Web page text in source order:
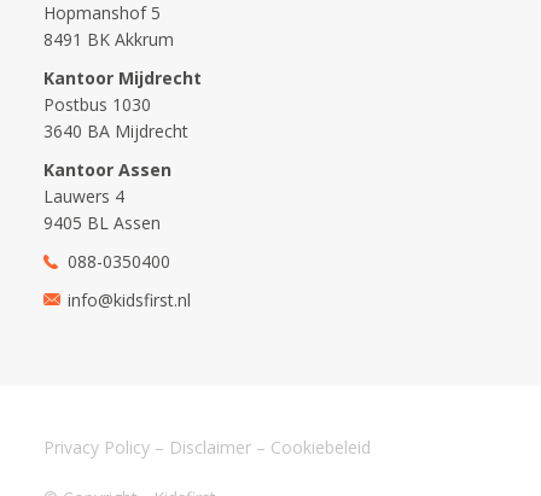
Hopmanshof 5
8491 BK Akkrum
Kantoor Mijdrecht
Postbus 1030
3640 BA Mijdrecht
Kantoor Assen
Lauwers 4
9405 BL Assen
088-0350400
info@kidsfirst.nl
Privacy Policy – Disclaimer – Cookiebeleid